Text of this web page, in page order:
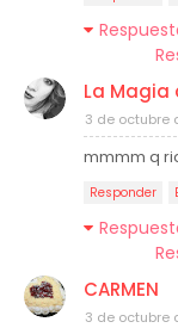
La Magia
3 de octubre
mmmm q
Responder
CARMEN
3 de octubre